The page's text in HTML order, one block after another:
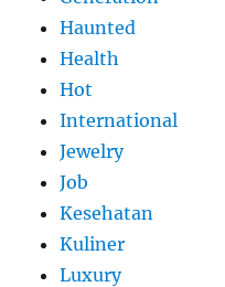
Haunted
Health
Hot
International
Jewelry
Job
Kesehatan
Kuliner
Luxury